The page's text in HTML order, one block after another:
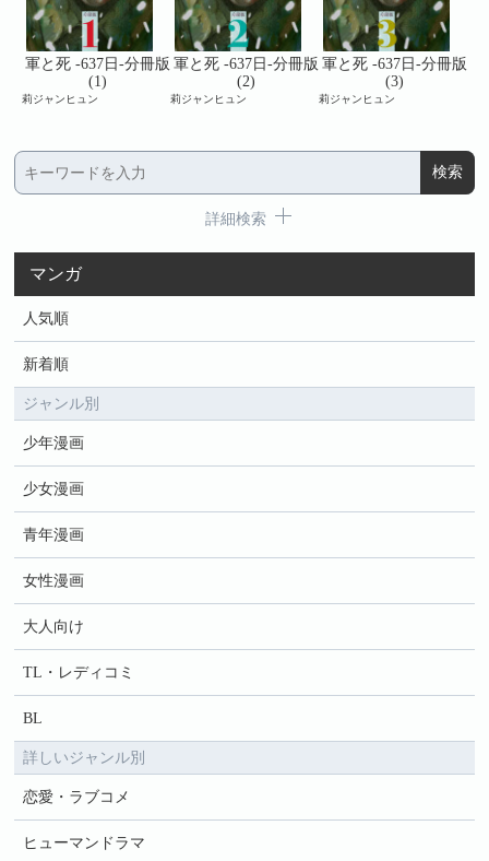
軍と死 -637日-分冊版
(1)
莉ジャンヒュン
軍と死 -637日-分冊版
(2)
莉ジャンヒュン
軍と死 -637日-分冊版
(3)
莉ジャンヒュン
詳細検索
マンガ
人気順
新着順
ジャンル別
少年漫画
少女漫画
青年漫画
女性漫画
大人向け
TL・レディコミ
BL
詳しいジャンル別
恋愛・ラブコメ
ヒューマンドラマ